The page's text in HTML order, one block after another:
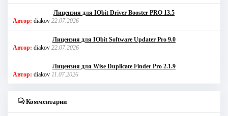
Лицензия для IObit Driver Booster PRO 13.5
Автор: diakov 22.07.2026
Лицензия для IObit Software Updater Pro 9.0
Автор: diakov 22.07.2026
Лицензия для Wise Duplicate Finder Pro 2.1.9
Автор: diakov 11.07.2026
Комментарии